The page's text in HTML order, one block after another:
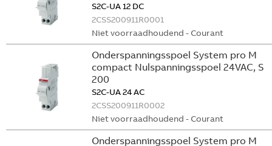
S2C-UA 12 DC
2CSS200911R0001
Niet voorraadhoudend - Courant
Onderspanningsspoel System pro M
compact Nulspanningsspoel 24VAC, S
200
S2C-UA 24 AC
2CSS200911R0002
Niet voorraadhoudend - Courant
Onderspanningsspoel System pro M